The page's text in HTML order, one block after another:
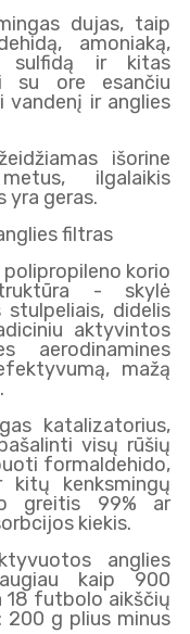
dujas, taip
amoniaką,
sulfidą ir kitas
su ore esančiu
vandenį ir anglies
išorine
ilgalaikis
yra geras.
filtras
korio
- skylė
didelis
aktyvintos
aerodinamines
mažą
katalizatorius,
visų rūšių
formaldehido,
kitų kenksmingų
greitis 99% ar
kiekis.
anglies
kaip 900
18 futbolo aikščių
200 g plius minus